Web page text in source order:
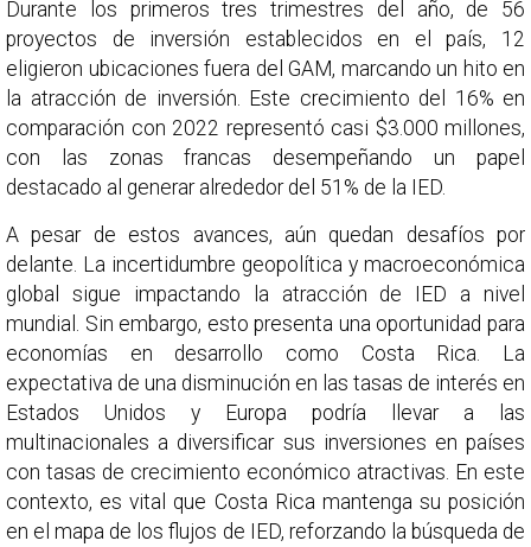
Durante los primeros tres trimestres del año, de 56
proyectos de inversión establecidos en el país, 12
eligieron ubicaciones fuera del GAM, marcando un hito en
la atracción de inversión. Este crecimiento del 16% en
comparación con 2022 representó casi $3.000 millones,
con las zonas francas desempeñando un papel
destacado al generar alrededor del 51% de la IED.
A pesar de estos avances, aún quedan desafíos por
delante. La incertidumbre geopolítica y macroeconómica
global sigue impactando la atracción de IED a nivel
mundial. Sin embargo, esto presenta una oportunidad para
economías en desarrollo como Costa Rica. La
expectativa de una disminución en las tasas de interés en
Estados Unidos y Europa podría llevar a las
multinacionales a diversificar sus inversiones en países
con tasas de crecimiento económico atractivas. En este
contexto, es vital que Costa Rica mantenga su posición
en el mapa de los flujos de IED, reforzando la búsqueda de